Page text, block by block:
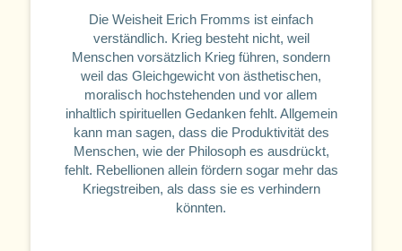
Die Weisheit Erich Fromms ist einfach
verständlich. Krieg besteht nicht, weil
Menschen vorsätzlich Krieg führen, sondern
weil das Gleichgewicht von ästhetischen,
moralisch hochstehenden und vor allem
inhaltlich spirituellen Gedanken fehlt. Allgemein
kann man sagen, dass die Produktivität des
Menschen, wie der Philosoph es ausdrückt,
fehlt. Rebellionen allein fördern sogar mehr das
Kriegstreiben, als dass sie es verhindern
könnten.